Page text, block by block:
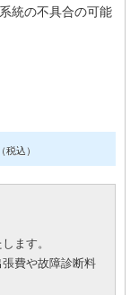
統の不具合の可能
（税込）
ます。
費や故障診断料